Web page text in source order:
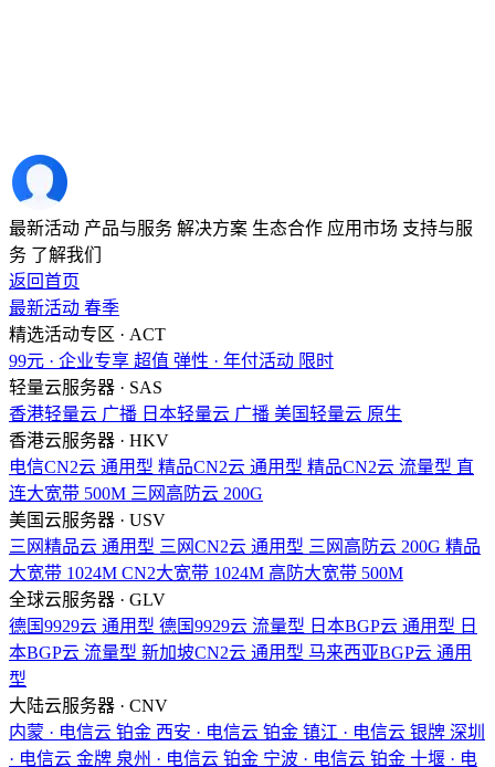
最新活动 产品与服务 解决方案 生态合作 应用市场 支持与服
务 了解我们
返回首页
最新活动 春季
精选活动专区 · ACT
99元 · 企业专享 超值 弹性 · 年付活动 限时
轻量云服务器 · SAS
香港轻量云 广播 日本轻量云 广播 美国轻量云 原生
香港云服务器 · HKV
电信CN2云 通用型 精品CN2云 通用型 精品CN2云 流量型 直
连大宽带 500M 三网高防云 200G
美国云服务器 · USV
三网精品云 通用型 三网CN2云 通用型 三网高防云 200G 精品
大宽带 1024M CN2大宽带 1024M 高防大宽带 500M
全球云服务器 · GLV
德国9929云 通用型 德国9929云 流量型 日本BGP云 通用型 日
本BGP云 流量型 新加坡CN2云 通用型 马来西亚BGP云 通用
型
大陆云服务器 · CNV
内蒙 · 电信云 铂金 西安 · 电信云 铂金 镇江 · 电信云 银牌 深圳
· 电信云 金牌 泉州 · 电信云 铂金 宁波 · 电信云 铂金 十堰 · 电